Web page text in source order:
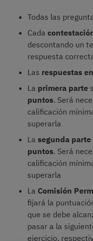
Todas las
Cada
descontando un
respuesta
Las respuestas
La primera parte
puntos. Será
calificación
superarla
La segunda parte
puntos. Será
calificación
superarla
La Comisión
fijará la
que se debe
pasar a la
ejercicio,